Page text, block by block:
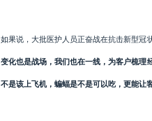
如果说，大批医护人员正奋战在抗击新型
变化也是战场，我们也在一线，为客户梳理
不是该上飞机，蝙蝠是不是可以吃，更能让